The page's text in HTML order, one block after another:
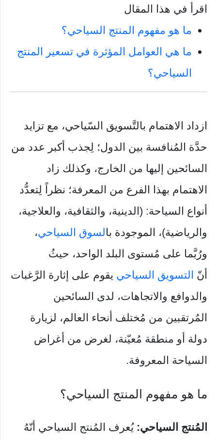
اقرأ في هذا المقال
ما هو مفهوم المنتج السياحي؟
ما هي العوامل المؤثرة في تسعير المنتج
السياحي؟
ازداد الاهتمام بالتَّسويق السّياحي، مع تزايد
حدَّة المُنافسة بين الدول؛ لِجذب أكبر عدد من
السائحين إليها من الخارج، وكذلك زاد
الاهتمام بهذا الفرع من المعرفة؛ نظراً لِتعدُّد
أنواع السياحة: (الدينية، والثقافية، والعلاجية،
والرياضية)، الموجودة بالسوق السياحي،
ورُبَّما على مُستوى البلد الواحد، حيثُ
أنّ التسويق السياحي يقوم على إثارة الرَّغبات
والدوافع والاتجاهات، لدى السائحين
المُرتقبين من مُختلف أنحاء العالم، لزيارة
دولة أو منطقة مُعيّنة، لغرض من أغراض
السياحة المعروفة.
ما هو مفهوم المنتج السياحي؟
المُنتج السياحي: يُعرف المُنتج السياحي أنّهُ